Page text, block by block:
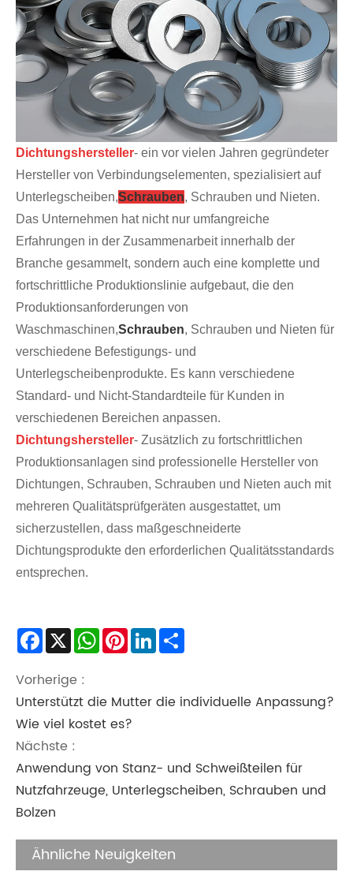
Dichtungshersteller- ein vor vielen Jahren gegründeter
Hersteller von Verbindungselementen, spezialisiert auf
Unterlegscheiben,Schrauben, Schrauben und Nieten.
Das Unternehmen hat nicht nur umfangreiche
Erfahrungen in der Zusammenarbeit innerhalb der
Branche gesammelt, sondern auch eine komplette und
fortschrittliche Produktionslinie aufgebaut, die den
Produktionsanforderungen von
Waschmaschinen,Schrauben, Schrauben und Nieten für
verschiedene Befestigungs- und
Unterlegscheibenprodukte. Es kann verschiedene
Standard- und Nicht-Standardteile für Kunden in
verschiedenen Bereichen anpassen.
Dichtungshersteller- Zusätzlich zu fortschrittlichen
Produktionsanlagen sind professionelle Hersteller von
Dichtungen, Schrauben, Schrauben und Nieten auch mit
mehreren Qualitätsprüfgeräten ausgestattet, um
sicherzustellen, dass maßgeschneiderte
Dichtungsprodukte den erforderlichen Qualitätsstandards
entsprechen.
Facebook
X WhatsApp
PinterestLinkedIn
Vorherige :
Unterstützt die Mutter die individuelle Anpassung?
Wie viel kostet es?
Nächste :
Anwendung von Stanz- und Schweißteilen für
Nutzfahrzeuge, Unterlegscheiben, Schrauben und
Bolzen
Ähnliche Neuigkeiten